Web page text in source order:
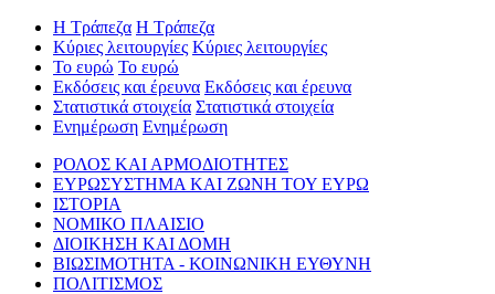
Η Τράπεζα Η Τράπεζα
Κύριες λειτουργίες Κύριες λειτουργίες
Το ευρώ Το ευρώ
Εκδόσεις και έρευνα Εκδόσεις και έρευνα
Στατιστικά στοιχεία Στατιστικά στοιχεία
Ενημέρωση Ενημέρωση
ΡΟΛΟΣ ΚΑΙ ΑΡΜΟΔΙΟΤΗΤΕΣ
ΕΥΡΩΣΥΣΤΗΜΑ ΚΑΙ ΖΩΝΗ ΤΟΥ ΕΥΡΩ
ΙΣΤΟΡΙΑ
ΝΟΜΙΚΟ ΠΛΑΙΣΙΟ
ΔΙΟΙΚΗΣΗ ΚΑΙ ΔΟΜΗ
ΒΙΩΣΙΜΟΤΗΤΑ - ΚΟΙΝΩΝΙΚΗ ΕΥΘΥΝΗ
ΠΟΛΙΤΙΣΜΟΣ